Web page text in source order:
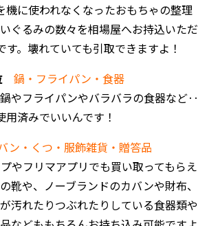
機に使われなくなったおもちゃの整理
ぐるみの数々を相場屋へお持込いただ
す。壊れていても引取できますよ！
鍋・フライパン・食器
やフライパンやバラバラの食器など‥
用済みでいいんです！
ン・くつ・服飾雑貨・贈答品
やフリマアプリでも買い取ってもらえ
靴や、ノーブランドのカバンや財布、
汚れたりつぶれたりしている食器類や